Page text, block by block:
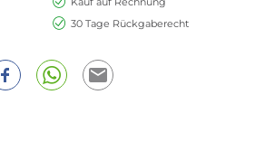
30 Tage Rückgaberecht